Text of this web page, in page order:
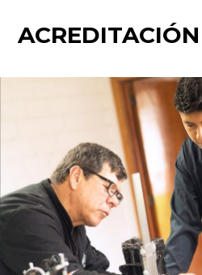
ACREDITACIÓN
Buscar en: *
Ordenar por: *